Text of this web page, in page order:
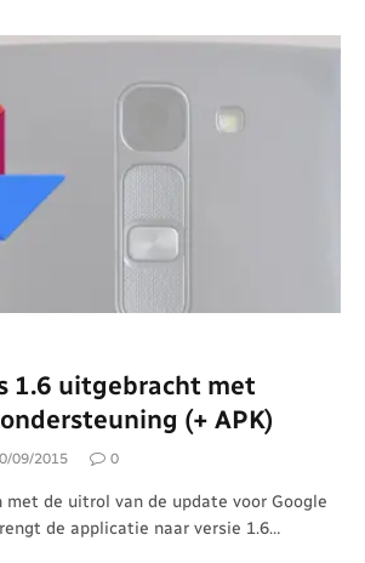
1.6 uitgebracht met
(+ APK)
09/2015 0
met de uitrol van de update voor Google
de applicatie naar versie 1.6…